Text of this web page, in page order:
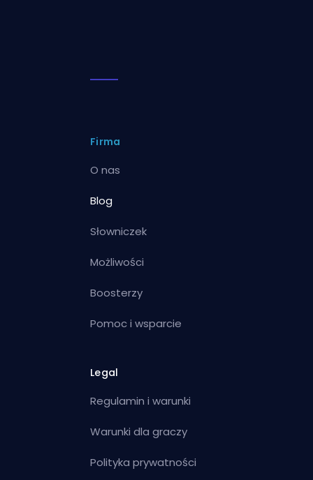
Firma
O nas
Blog
Słowniczek
Możliwości
Boosterzy
Pomoc i wsparcie
Legal
Regulamin i warunki
Warunki dla graczy
Polityka prywatności